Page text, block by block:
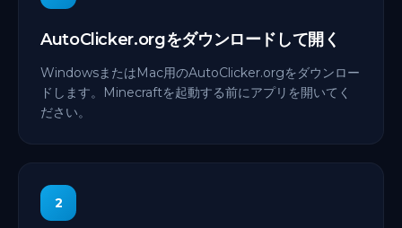
AutoClicker.orgをダウンロードして開く
WindowsまたはMac用のAutoClicker.orgをダウンロー
ドします。Minecraftを起動する前にアプリを開いてく
ださい。
2